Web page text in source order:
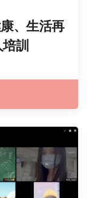
、生活再
訓